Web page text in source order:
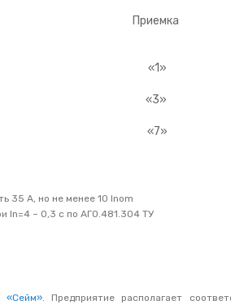
Приемка
«1»
«3»
«7»
35 А, но не менее 10 Inom
In=4 – 0,3 с по АГ0.481.304 ТУ
«Сейм». Предприятие располагает